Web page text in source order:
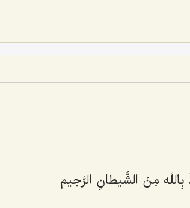
بِاللَه مِنَ الشَّیطانِ الرَّجیم‌